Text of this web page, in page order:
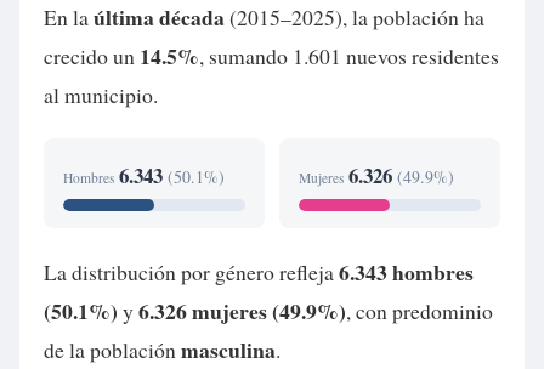
En laúltima década(2015–2025), la población ha
crecido un 14.5%, sumando 1.601 nuevos residentes
al municipio.
Hombres 6.343 (50.1%) Mujeres 6.326 (49.9%)
La distribución por género refleja6.343 hombres
(50.1%) y6.326 mujeres (49.9%), con predominio
de la poblaciónmasculina.